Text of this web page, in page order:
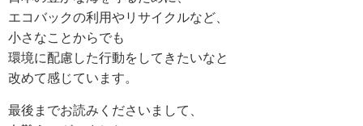
エコバックの利用やリサイクルなど、
小さなことからでも
環境に配慮した行動をしてきたいなと
改めて感じています。
最後までお読みくださいまして、